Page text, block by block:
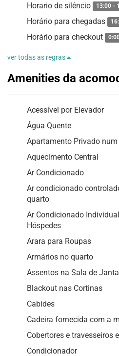
Horario de silêncio 13:00 -
Horário para chegadas
Horário para checkout
ver todas as regras
Amenities da
Acessível por Elevador
Água Quente
Apartamento Privado
Aquecimento Central
Ar Condicionado
Ar condicionado
quarto
Ar Condicionado
Hóspedes
Arara para Roupas
Armários no quarto
Assentos na Sala de
Blackout nas Cortinas
Cabides
Cadeira fornecida com a
Cobertores e travesseiros
Condicionador